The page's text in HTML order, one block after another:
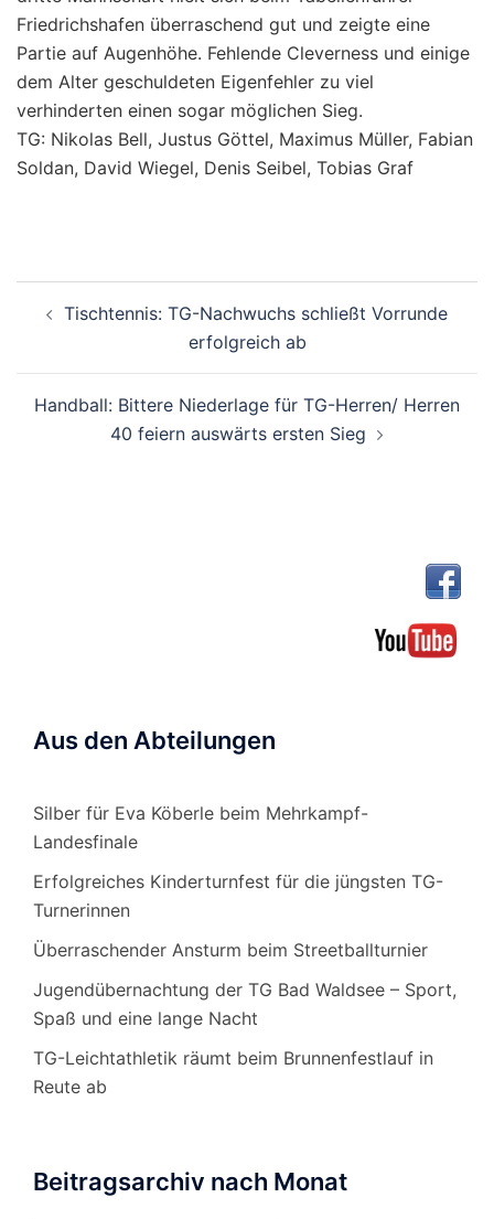
Friedrichshafen überraschend gut und zeigte eine
Partie auf Augenhöhe. Fehlende Cleverness und einige
dem Alter geschuldeten Eigenfehler zu viel
verhinderten einen sogar möglichen Sieg.
TG: Nikolas Bell, Justus Göttel, Maximus Müller, Fabian
Soldan, David Wiegel, Denis Seibel, Tobias Graf
Tischtennis: TG-Nachwuchs schließt Vorrunde
erfolgreich ab
Handball: Bittere Niederlage für TG-Herren/ Herren
40 feiern auswärts ersten Sieg
Aus den Abteilungen
Silber für Eva Köberle beim Mehrkampf-
Landesfinale
Erfolgreiches Kinderturnfest für die jüngsten TG-
Turnerinnen
Überraschender Ansturm beim Streetballturnier
Jugendübernachtung der TG Bad Waldsee – Sport,
Spaß und eine lange Nacht
TG-Leichtathletik räumt beim Brunnenfestlauf in
Reute ab
Beitragsarchiv nach Monat